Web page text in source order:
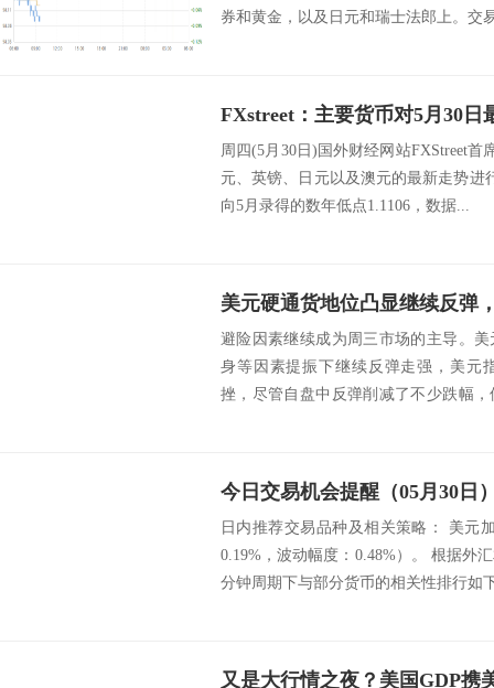
券和黄金，以及日元和瑞士法郎上。交
FXstreet：主要货币对5月30日
周四(5月30日)国外财经网站FXStreet首
元、英镑、日元以及澳元的最新走势进
向5月录得的数年低点1.1106，数据...
避险因素继续成为周三市场的主导。
身等因素提振下继续反弹走强，美元
挫，尽管自盘中反弹削减了不少跌幅
今日交易机会提醒（05月30日
日内推荐交易品种及相关策略： 美元
0.19%，波动幅度：0.48%）。 根据外
分钟周期下与部分货币的相关性排行如